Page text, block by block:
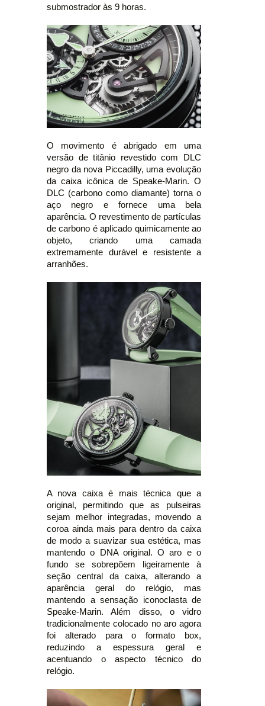
submostrador às 9 horas.
O movimento é abrigado em uma
versão de titânio revestido com DLC
negro da nova Piccadilly, uma evolução
da caixa icônica de Speake-Marin. O
DLC (carbono como diamante) torna o
aço negro e fornece uma bela
aparência. O revestimento de partículas
de carbono é aplicado quimicamente ao
objeto, criando uma camada
extremamente durável e resistente a
arranhões.
A nova caixa é mais técnica que a
original, permitindo que as pulseiras
sejam melhor integradas, movendo a
coroa ainda mais para dentro da caixa
de modo a suavizar sua estética, mas
mantendo o DNA original. O aro e o
fundo se sobrepõem ligeiramente à
seção central da caixa, alterando a
aparência geral do relógio, mas
mantendo a sensação iconoclasta de
Speake-Marin. Além disso, o vidro
tradicionalmente colocado no aro agora
foi alterado para o formato box,
reduzindo a espessura geral e
acentuando o aspecto técnico do
relógio.